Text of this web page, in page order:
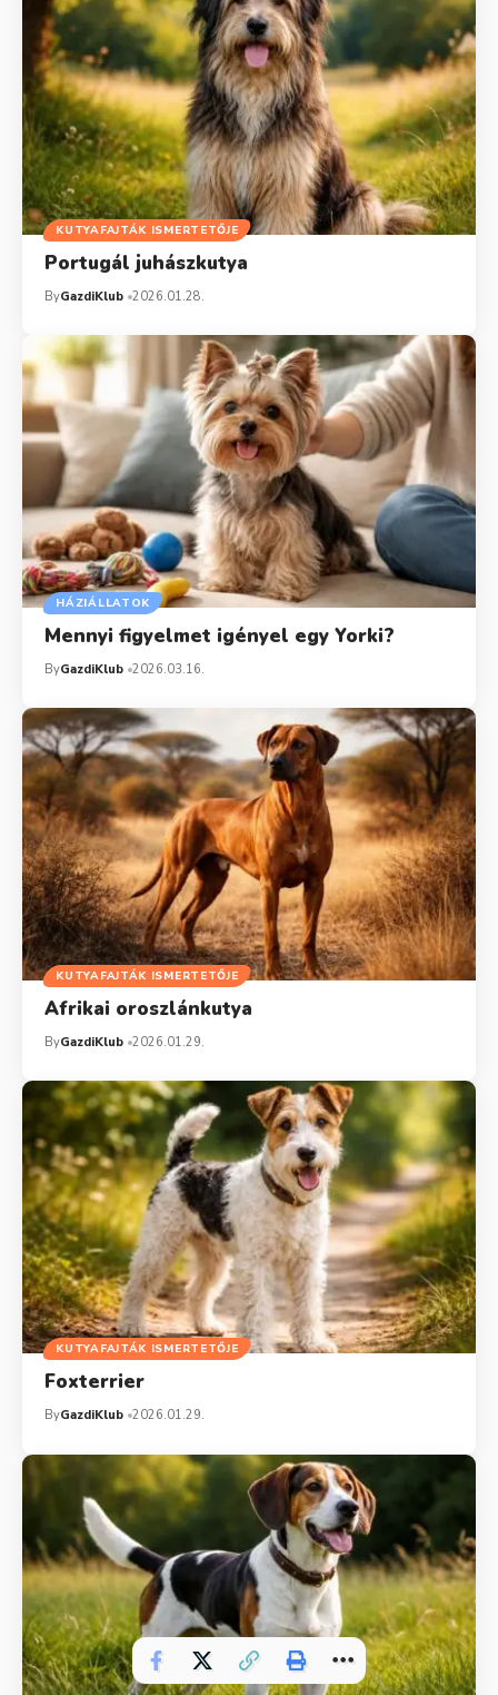
KUTYAFAJTÁK ISMERTETŐJE
Portugál juhászkutya
ByGazdiKlub 2026.01.28.
HÁZIÁLLATOK
Mennyi figyelmet igényel egy Yorki?
ByGazdiKlub 2026.03.16.
KUTYAFAJTÁK ISMERTETŐJE
Afrikai oroszlánkutya
ByGazdiKlub 2026.01.29.
KUTYAFAJTÁK ISMERTETŐJE
Foxterrier
ByGazdiKlub 2026.01.29.